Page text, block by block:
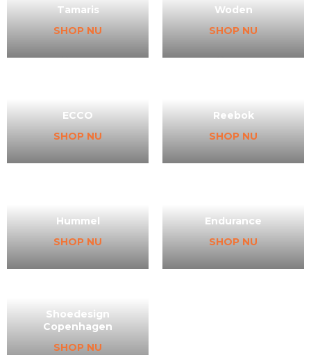
Tamaris
SHOP NU
Woden
SHOP NU
ECCO
SHOP NU
Reebok
SHOP NU
Hummel
SHOP NU
Endurance
SHOP NU
Shoedesign
Copenhagen
SHOP NU